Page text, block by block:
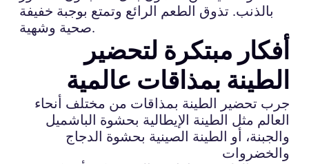
بالذنب. تذوق الطعم الرائع وتمتع بوجبة خفيفة
صحية وشهية.
أفكار مبتكرة لتحضير
الطينة بمذاقات عالمية
جرب تحضير الطينة بمذاقات من مختلف أنحاء
العالم مثل الطينة الإيطالية بحشوة الباشميل
والجبنة، أو الطينة الصينية بحشوة الدجاج
والخضروات